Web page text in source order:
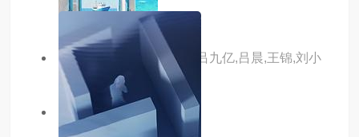
主演：吴彦祖
主演：隋存毅,李恰,李博,吕九亿,吕晨,王锦,刘小
宾,杨明,冯奕鸣
5.0分 hd